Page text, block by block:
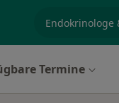
Termine